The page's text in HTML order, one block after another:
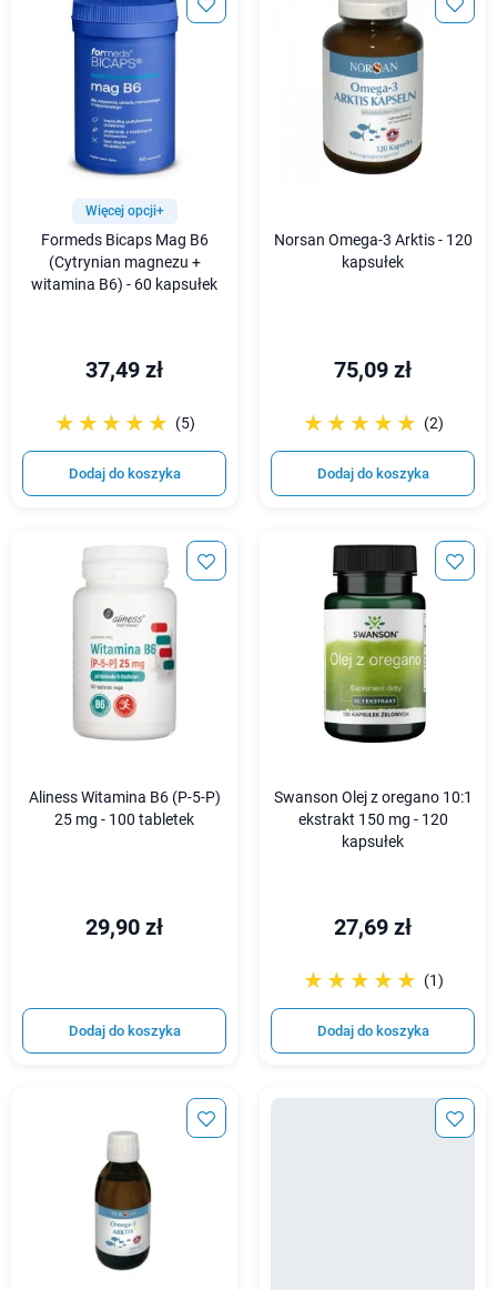
Więcej opcji+
Formeds Bicaps Mag B6
(Cytrynian magnezu +
witamina B6) - 60 kapsułek
37,49 zł
☆☆☆☆☆
★★★★★ (5)
Dodaj do koszyka
Norsan Omega-3 Arktis - 120
kapsułek
75,09 zł
☆☆☆☆☆
★★★★★ (2)
Dodaj do koszyka
Aliness Witamina B6 (P-5-P)
25 mg - 100 tabletek
29,90 zł
Dodaj do koszyka
Swanson Olej z oregano 10:1
ekstrakt 150 mg - 120
kapsułek
27,69 zł
☆☆☆☆☆
★★★★★ (1)
Dodaj do koszyka